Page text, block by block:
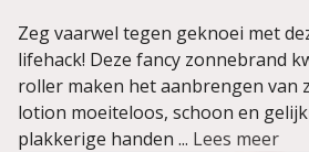
Zeg vaarwel tegen geknoei met
lifehack! Deze fancy zonnebrand
roller maken het aanbrengen van
lotion moeiteloos, schoon en
plakkerige handen ... Lees meer